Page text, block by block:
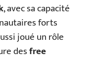
, avec sa capacité
forts
joué un rôle
desfree